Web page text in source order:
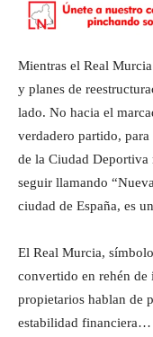
Mientras el Real
y planes de
lado. No hacia el
verdadero partido,
de la Ciudad Deportiva
seguir llamando
ciudad de España, es
El Real Murcia,
convertido en rehén de
propietarios hablan de
estabilidad financiera…